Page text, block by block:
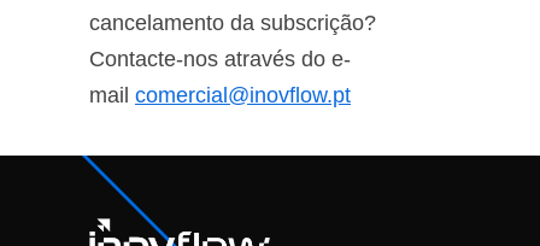
cancelamento da subscrição?
Contacte-nos através do e-
mail comercial@inovflow.pt